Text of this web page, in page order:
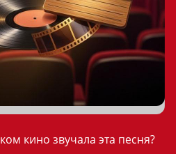
кино звучала эта песня?